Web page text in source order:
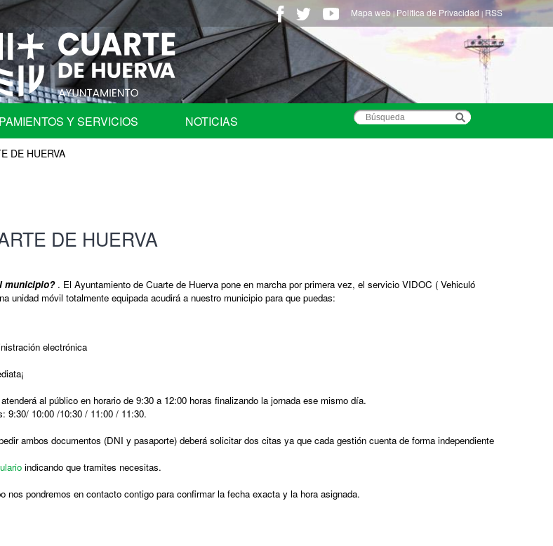
Mapa web|Política de Privacidad | RSS
colegiados.
Y SERVICIOS
de Fiestas
Educativos de Cuarte de Huerva
de Convivencia para Mayores
Médico
· Espacio Joven
CdH
Potabilizadora y Depósitos de Agua
NOTICIAS
DE HUERVA
DE HUERVA
municipio? . El Ayuntamiento de Cuarte de Huerva pone en marcha por primera vez, el servicio VIDOC ( Vehiculó
unidad móvil totalmente equipada acudirá a nuestro municipio para que puedas:
electrónica
al público en horario de 9:30 a 12:00 horas finalizando la jornada ese mismo día.
9:30/ 10:00 /10:30 / 11:00 / 11:30.
ambos documentos (DNI y pasaporte) deberá solicitar dos citas ya que cada gestión cuenta de forma independiente
indicando que tramites necesitas.
nos pondremos en contacto contigo para confirmar la fecha exacta y la hora asignada.